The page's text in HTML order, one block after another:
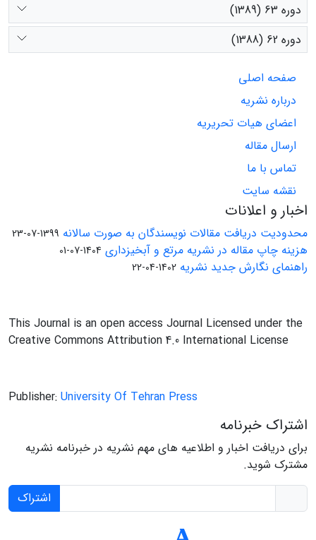
دوره 63 (1389)
دوره 62 (1388)
صفحه اصلی
درباره نشریه
اعضای هیات تحریریه
ارسال مقاله
تماس با ما
نقشه سایت
اخبار و اعلانات
محدودیت دریافت مقالات نویسندگان به صورت سالانه 1399-07-23
هزینه چاپ مقاله در نشریه مرتع و آبخیزداری 1404-07-01
راهنمای نگارش جدید نشریه 1402-04-22
This Journal is an open access Journal Licensed under the
Creative Commons Attribution 4.0 International License
Publisher: University Of Tehran Press
اشتراک خبرنامه
برای دریافت اخبار و اطلاعیه های مهم نشریه در خبرنامه نشریه
مشترک شوید.
اشتراک